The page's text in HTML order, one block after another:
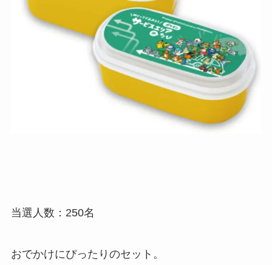
当選人数：250名
おでかけにぴったりのセット。